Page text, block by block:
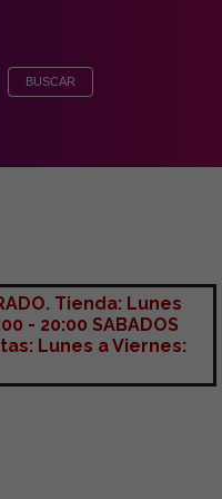
Tienda: Lunes
- 20:00 SABADOS
Lunes a Viernes: